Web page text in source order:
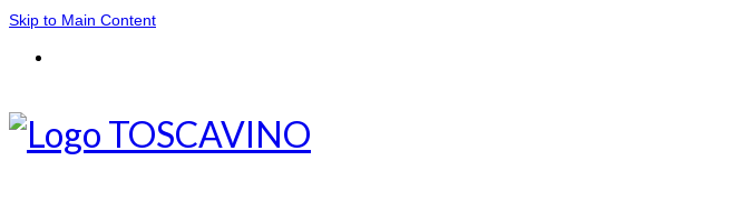
Skip to Main Content